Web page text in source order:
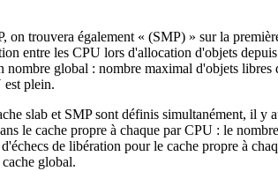
on trouvera également « (SMP) » sur la
entre les CPU lors d'allocation d'objets
nombre global : nombre maximal d'objets
est plein.
slab et SMP sont définis simultanément, il
le cache propre à chaque par CPU : le
de libération pour le cache propre à
global.